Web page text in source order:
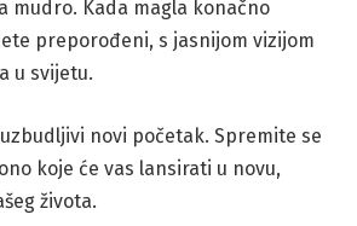
mudro. Kada magla konačno
preporođeni, s jasnijom vizijom
u svijetu.
novi početak. Spremite se
koje će vas lansirati u novu,
života.